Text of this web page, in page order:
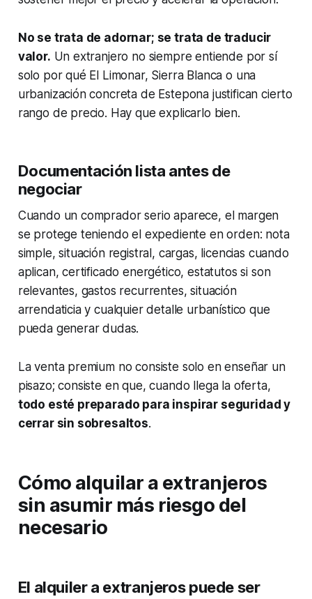
No se trata de adornar; se trata de traducir
valor. Un extranjero no siempre entiende por sí
solo por qué El Limonar, Sierra Blanca o una
urbanización concreta de Estepona justifican cierto
rango de precio. Hay que explicarlo bien.
Documentación lista antes de
negociar
Cuando un comprador serio aparece, el margen
se protege teniendo el expediente en orden: nota
simple, situación registral, cargas, licencias cuando
aplican, certificado energético, estatutos si son
relevantes, gastos recurrentes, situación
arrendaticia y cualquier detalle urbanístico que
pueda generar dudas.
La venta premium no consiste solo en enseñar un
pisazo; consiste en que, cuando llega la oferta,
todo esté preparado para inspirar seguridad y
cerrar sin sobresaltos.
Cómo alquilar a extranjeros
sin asumir más riesgo del
necesario
El alquiler a extranjeros puede ser